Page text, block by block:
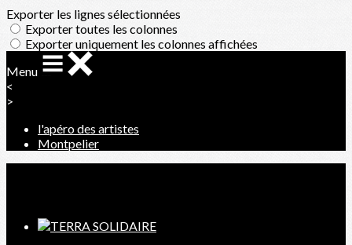
Exporter les lignes sélectionnées
Exporter toutes les colonnes
Exporter uniquement les colonnes affichées
Menu
<
>
l'apéro des artistes
Montpelier